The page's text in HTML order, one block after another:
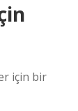
için bir